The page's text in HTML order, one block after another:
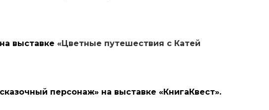
выставке «Цветные путешествия с Катей
персонаж» на выставке «КнигаКвест».